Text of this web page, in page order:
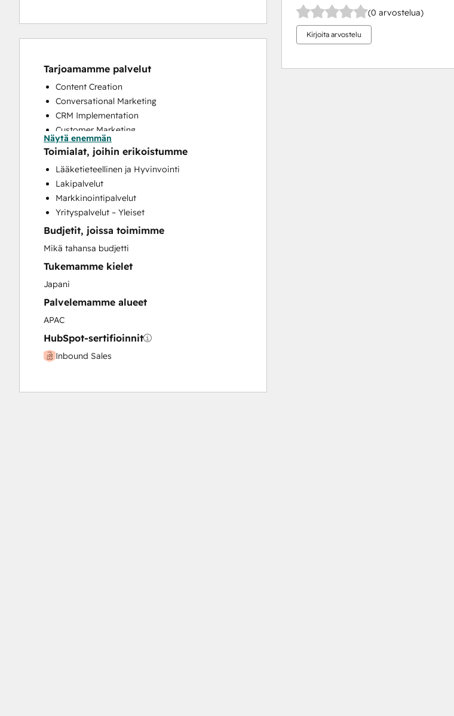
Tarjoamamme palvelut
Content Creation
Conversational Marketing
CRM Implementation
Customer Marketing
Customer Survey and Analysis
Email Marketing
Full Inbound Marketing Services
Paid Advertising
Programmable Automation
Näytä enemmän
Toimialat, joihin erikoistumme
Lääketieteellinen ja Hyvinvointi
Lakipalvelut
Markkinointipalvelut
Yrityspalvelut – Yleiset
Budjetit, joissa toimimme
Mikä tahansa budjetti
Tukemamme kielet
Japani
Palvelemamme alueet
APAC
HubSpot-sertifioinnit
Inbound Sales
(0 arvostelua)
Kirjoita arvostelu